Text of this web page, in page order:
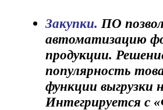
Закупки. ПО
автоматизацию
продукции.
популярность
функции выгрузки
Интегрируется с